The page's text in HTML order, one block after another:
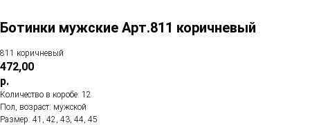
Ботинки мужские Арт.811 коричневый
811 коричневый
472,00
р.
Количество в коробе: 12
Пол, возраст: мужской
Размер: 41, 42, 43, 44, 45